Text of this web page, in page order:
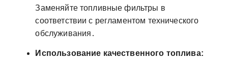
Заменяйте топливные фильтры в
соответствии с регламентом технического
обслуживания․
Использование качественного топлива: